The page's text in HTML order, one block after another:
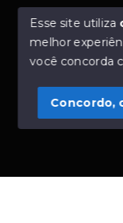
Olá!
© Copyright
- CRECI 42643f
SITE PARA IMOBILIARIA
Esse site utiliza
melhor
você concorda
Concordo,